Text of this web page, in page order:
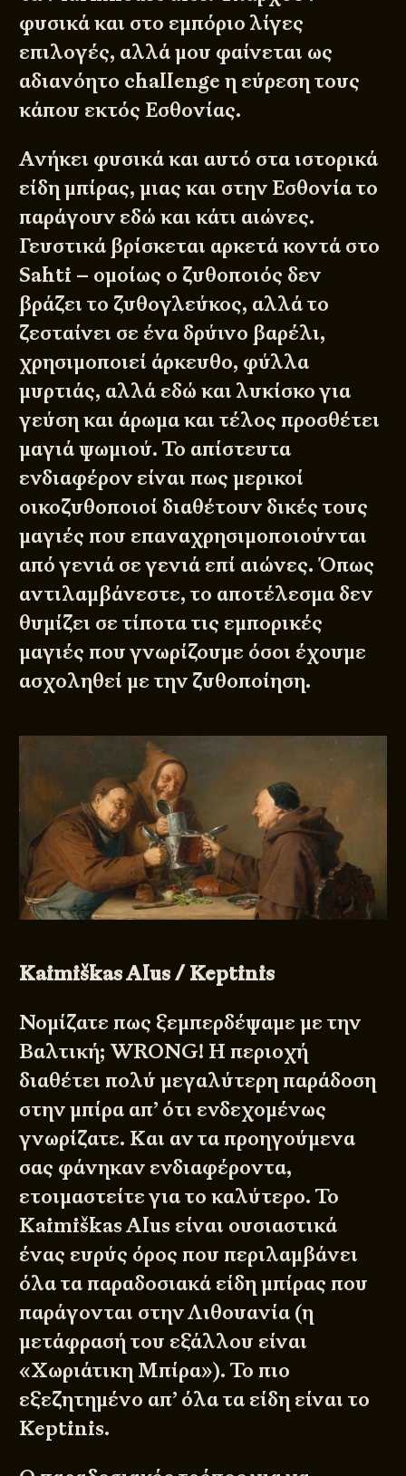
φυσικά και στο εμπόριο λίγες
επιλογές, αλλά μου φαίνεται ως
αδιανόητο challenge η εύρεση τους
κάπου εκτός Εσθονίας.
Ανήκει φυσικά και αυτό στα ιστορικά
είδη μπίρας, μιας και στην Εσθονία το
παράγουν εδώ και κάτι αιώνες.
Γευστικά βρίσκεται αρκετά κοντά στο
Sahti – ομοίως ο ζυθοποιός δεν
βράζει το ζυθογλεύκος, αλλά το
ζεσταίνει σε ένα δρύινο βαρέλι,
χρησιμοποιεί άρκευθο, φύλλα
μυρτιάς, αλλά εδώ και λυκίσκο για
γεύση και άρωμα και τέλος προσθέτει
μαγιά ψωμιού. Το απίστευτα
ενδιαφέρον είναι πως μερικοί
οικοζυθοποιοί διαθέτουν δικές τους
μαγιές που επαναχρησιμοποιούνται
από γενιά σε γενιά επί αιώνες. Όπως
αντιλαμβάνεστε, το αποτέλεσμα δεν
θυμίζει σε τίποτα τις εμπορικές
μαγιές που γνωρίζουμε όσοι έχουμε
ασχοληθεί με την ζυθοποίηση.
Kaimiškas Alus / Keptinis
Νομίζατε πως ξεμπερδέψαμε με την
Βαλτική; WRONG! Η περιοχή
διαθέτει πολύ μεγαλύτερη παράδοση
στην μπίρα απ’ ότι ενδεχομένως
γνωρίζατε. Και αν τα προηγούμενα
σας φάνηκαν ενδιαφέροντα,
ετοιμαστείτε για το καλύτερο. Το
Kaimiškas Alus είναι ουσιαστικά
ένας ευρύς όρος που περιλαμβάνει
όλα τα παραδοσιακά είδη μπίρας που
παράγονται στην Λιθουανία (η
μετάφρασή του εξάλλου είναι
«Χωριάτικη Μπίρα»). Το πιο
εξεζητημένο απ’ όλα τα είδη είναι το
Keptinis.